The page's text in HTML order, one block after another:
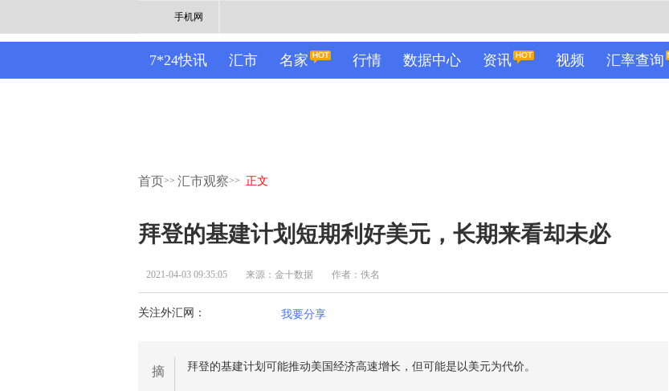
手机网
7*24快讯 汇市 名家 行情 数据中心 资讯 视频 汇率查询
首页>> 汇市观察>> 正文
拜登的基建计划短期利好美元，长期来看却未必
2021-04-03 09:35:05 来源：金十数据 作者：佚名
关注外汇网： 我要分享
摘 拜登的基建计划可能推动美国经济高速增长，但可能是以美元为代价。